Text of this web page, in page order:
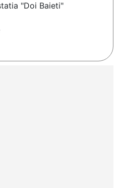
"Doi Baieti"